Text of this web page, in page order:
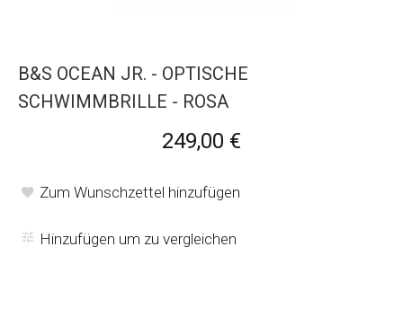
B&S OCEAN JR. - OPTISCHE
SCHWIMMBRILLE - ROSA
249,00 €
Zum Wunschzettel hinzufügen
Hinzufügen um zu vergleichen